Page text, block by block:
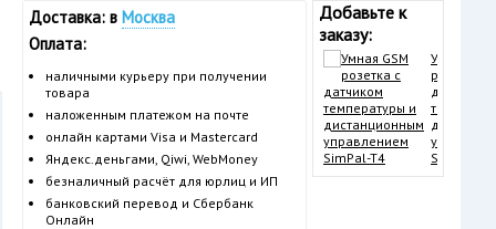
Доставка: в Москва
Оплата:
наличными курьеру при получении
товара
наложенным платежом на почте
онлайн картами Visa и Mastercard
Яндекс.деньгами, Qiwi, WebMoney
безналичный расчёт для юрлиц и ИП
банковский перевод и Сбербанк
Онлайн
Добавьте к
заказу:
Умная
розетка с
датчиком
SimPal-T4